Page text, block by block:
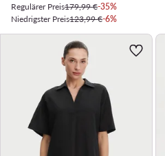
Regulärer Preis179,99 €-35%
Niedrigster Preis123,99 €-6%